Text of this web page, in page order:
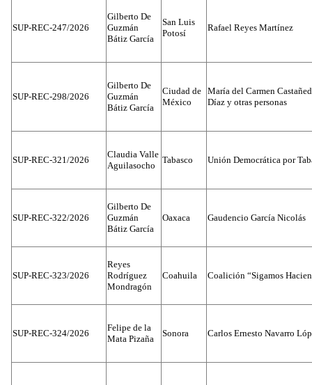
SUP-REC-247/2026
Gilberto De
Guzmán
Bátiz García
San Luis
Potosí
Rafael Reyes Martínez
SUP-REC-298/2026
Gilberto De
Guzmán
Bátiz García
Ciudad de
México
María del Carmen
Díaz y otras personas
SUP-REC-321/2026
Claudia Valle
Aguilasocho
Tabasco Unión Democrática por
SUP-REC-322/2026
Gilberto De
Guzmán
Bátiz García
Oaxaca Gaudencio García Nicolás
SUP-REC-323/2026
Reyes
Rodríguez
Mondragón
Coahuila Coalición “Sigamos
SUP-REC-324/2026
Felipe de la
Mata Pizaña
Sonora Carlos Ernesto Navarro